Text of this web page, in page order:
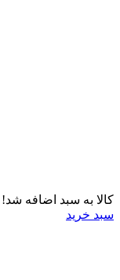
کالا به سبد اضافه شد!
سبد خرید